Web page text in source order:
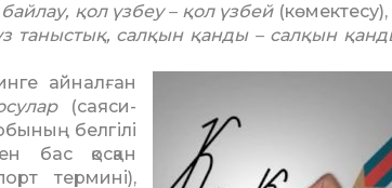
қол үзбеу – қол үзбей(көмектесу),
таныстық, салқын қан­ды – салқын
айналған
(саяси-
белгілі
бас қосқан
термині),